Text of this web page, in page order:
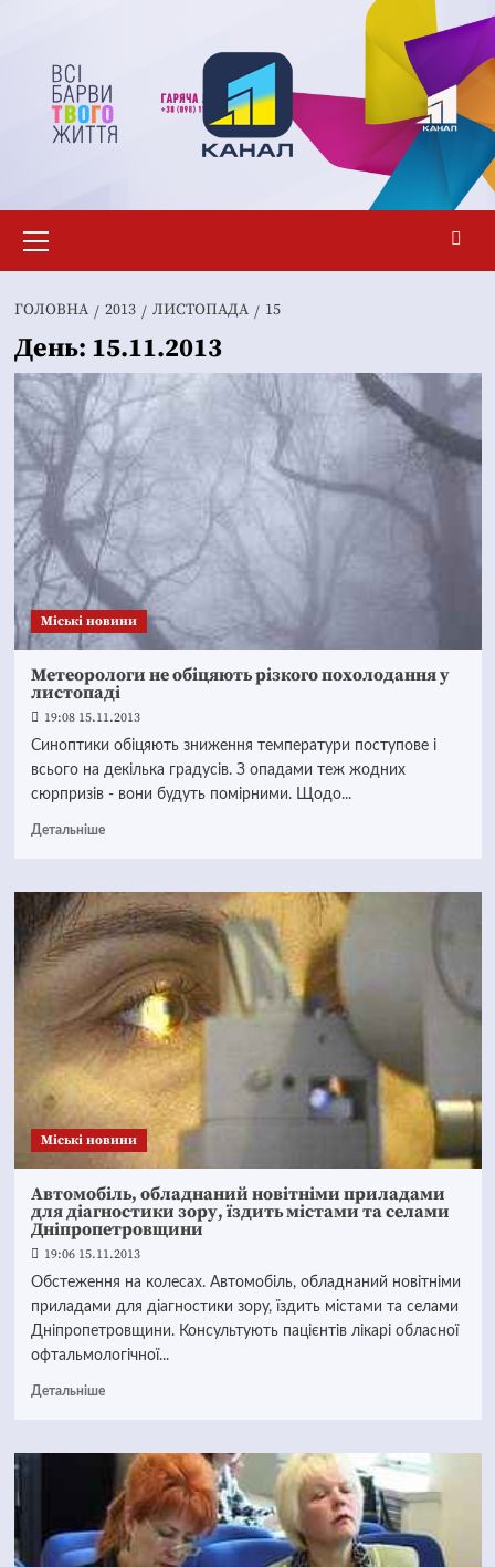
вмісту
меню
ГОЛОВНА 2013 ЛИСТОПАДА 15
День: 15.11.2013
Mіські новини
Метеорологи не обіцяють різкого похолодання у
листопаді
19:08 15.11.2013
Синоптики обіцяють зниження температури поступове і
всього на декілька градусів. З опадами теж жодних
сюрпризів - вони будуть помірними. Щодо...
Детальніше
Mіські новини
Автомобіль, обладнаний новітніми приладами
для діагностики зору, їздить містами та селами
Дніпропетровщини
19:06 15.11.2013
Обстеження на колесах. Автомобіль, обладнаний новітніми
приладами для діагностики зору, їздить містами та селами
Дніпропетровщини. Консультують пацієнтів лікарі обласної
офтальмологічної...
Детальніше